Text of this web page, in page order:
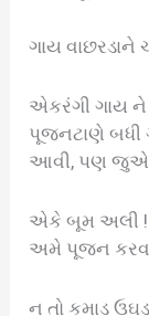
ગાય વાછરડાને
એકરંગી ગાય ને
પૂજનટાણે
આવી, પણ જુએ
એકે બૂમ અલી !
અમે પૂજન
ન તો કમાડ